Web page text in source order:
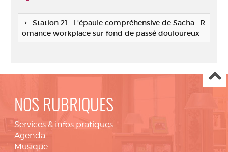
Station 21 - L'épaule compréhensive de Sacha : R
omance workplace sur fond de passé douloureux
NOS RUBRIQUES
Services & infos pratiques
Agenda
Musique